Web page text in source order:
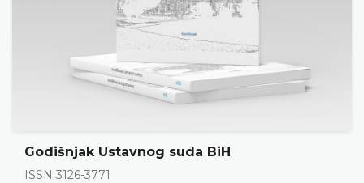
Godišnjak Ustavnog suda BiH
ISSN 3126-3771